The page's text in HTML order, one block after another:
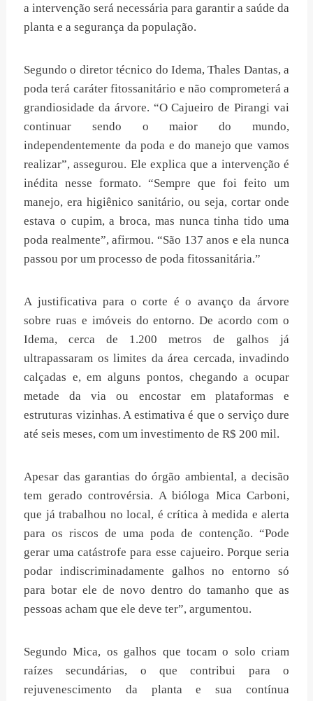
a intervenção será necessária para garantir a saúde da
planta e a segurança da população.
Segundo o diretor técnico do Idema, Thales Dantas, a
poda terá caráter fitossanitário e não comprometerá a
grandiosidade da árvore. “O Cajueiro de Pirangi vai
continuar sendo o maior do mundo,
independentemente da poda e do manejo que vamos
realizar”, assegurou. Ele explica que a intervenção é
inédita nesse formato. “Sempre que foi feito um
manejo, era higiênico sanitário, ou seja, cortar onde
estava o cupim, a broca, mas nunca tinha tido uma
poda realmente”, afirmou. “São 137 anos e ela nunca
passou por um processo de poda fitossanitária.”
A justificativa para o corte é o avanço da árvore
sobre ruas e imóveis do entorno. De acordo com o
Idema, cerca de 1.200 metros de galhos já
ultrapassaram os limites da área cercada, invadindo
calçadas e, em alguns pontos, chegando a ocupar
metade da via ou encostar em plataformas e
estruturas vizinhas. A estimativa é que o serviço dure
até seis meses, com um investimento de R$ 200 mil.
Apesar das garantias do órgão ambiental, a decisão
tem gerado controvérsia. A bióloga Mica Carboni,
que já trabalhou no local, é crítica à medida e alerta
para os riscos de uma poda de contenção. “Pode
gerar uma catástrofe para esse cajueiro. Porque seria
podar indiscriminadamente galhos no entorno só
para botar ele de novo dentro do tamanho que as
pessoas acham que ele deve ter”, argumentou.
Segundo Mica, os galhos que tocam o solo criam
raízes secundárias, o que contribui para o
rejuvenescimento da planta e sua contínua